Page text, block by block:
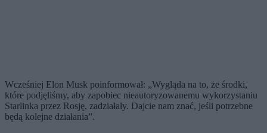
Wcześniej Elon Musk poinformował: „Wygląda na to, że środki,
które podjęliśmy, aby zapobiec nieautoryzowanemu wykorzystaniu
Starlinka przez Rosję, zadziałały. Dajcie nam znać, jeśli potrzebne
będą kolejne działania”.